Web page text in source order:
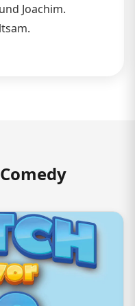
Joachim.